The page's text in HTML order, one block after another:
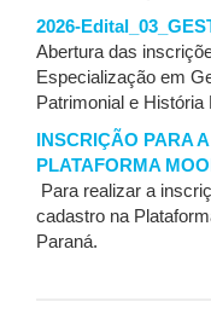
2026-
Abertura das
Especialização em
Patrimonial e História
INSCRIÇÃO PARA
PLATAFORMA
Para realizar a
cadastro na
Paraná.